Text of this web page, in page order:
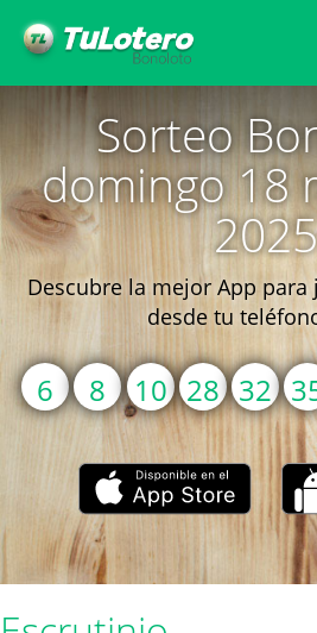
Sorteo
domingo 18
2025
Descubre la mejor App
desde tu
6 8 10 28 32